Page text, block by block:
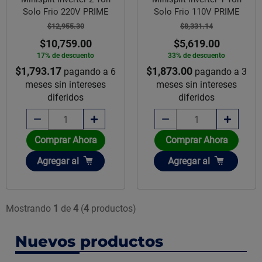
Solo Frio 220V PRIME
$12,955.30
$10,759.00
17% de descuento
$1,793.17 pagando a 6
meses sin intereses
diferidos
Comprar Ahora
Añadir
Agregar al
Solo Frio 110V PRIME
$8,331.14
$5,619.00
33% de descuento
$1,873.00 pagando a 3
meses sin intereses
diferidos
Comprar Ahora
Añadir
Agregar al
Mostrando 1 de 4 (4 productos)
Nuevos productos